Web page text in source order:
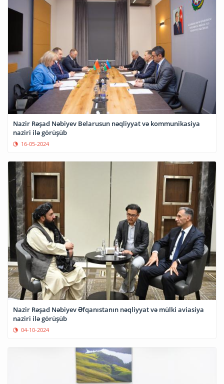
Nazir Rəşad Nəbiyev Belarusun nəqliyyat və kommunikasiya
naziri ilə görüşüb
16-05-2024
Nazir Rəşad Nəbiyev Əfqanıstanın nəqliyyat və mülki aviasiya
naziri ilə görüşüb
04-10-2024